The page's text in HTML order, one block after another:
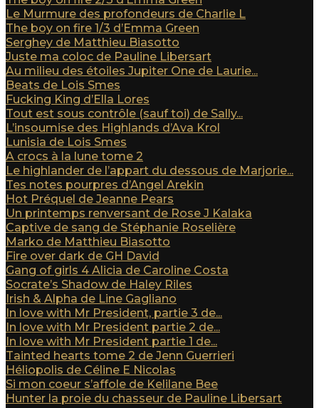
Le Murmure des profondeurs de Charlie L
The boy on fire 1/3 d’Emma Green
Serghey de Matthieu Biasotto
Juste ma coloc de Pauline Libersart
Au milieu des étoiles Jupiter One de Laurie...
Beats de Lois Smes
Fucking King d’Ella Lores
Tout est sous contrôle (sauf toi) de Sally...
L’insoumise des Highlands d’Ava Krol
Lunisia de Lois Smes
A crocs à la lune tome 2
Le highlander de l’appart du dessous de Marjorie...
Tes notes pourpres d’Angel Arekin
Hot Préquel de Jeanne Pears
Un printemps renversant de Rose J Kalaka
Captive de sang de Stéphanie Roselière
Marko de Matthieu Biasotto
Fire over dark de GH David
Gang of girls 4 Alicia de Caroline Costa
Socrate’s Shadow de Haley Riles
Irish & Alpha de Line Gagliano
In love with Mr President, partie 3 de...
In love with Mr President partie 2 de...
In love with Mr President partie 1 de...
Tainted hearts tome 2 de Jenn Guerrieri
Héliopolis de Céline E Nicolas
Si mon coeur s’affole de Kelilane Bee
Hunter la proie du chasseur de Pauline Libersart